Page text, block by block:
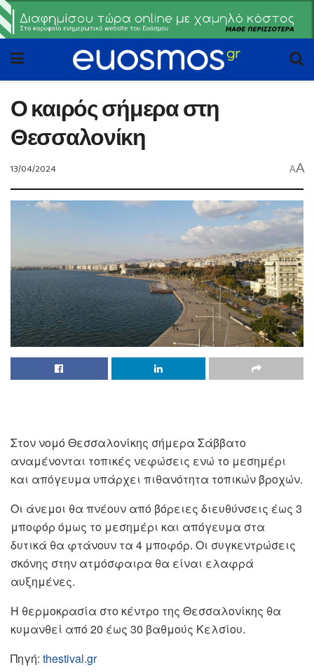
Ο καιρός σήμερα στη
Θεσσαλονίκη
13/04/2024 AA
Στον νομό Θεσσαλονίκης σήμερα Σάββατο
αναμένονται τοπικές νεφώσεις ενώ το μεσημέρι
και απόγευμα υπάρχει πιθανότητα τοπικών βροχών.
Οι άνεμοι θα πνέουν από βόρειες διευθύνσεις έως 3
μποφόρ όμως το μεσημέρι και απόγευμα στα
δυτικά θα φτάνουν τα 4 μποφόρ. Οι συγκεντρώσεις
σκόνης στην ατμόσφαιρα θα είναι ελαφρά
αυξημένες.
Η θερμοκρασία στο κέντρο της Θεσσαλονίκης θα
κυμανθεί από 20 έως 30 βαθμούς Κελσίου.
Πηγή: thestival.gr